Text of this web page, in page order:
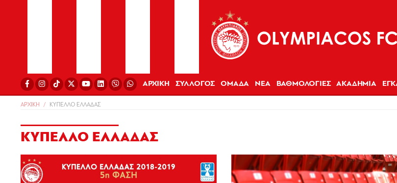
ΑΡΧΙΚΗ ΣΥΛΛΟΓΟΣ ΟΜΑΔΑ ΝΕΑ ΒΑΘΜΟΛΟΓΙΕΣ ΑΚΑΔΗΜΙΑ
ΑΡΧΙΚΗ ΚΥΠΕΛΛΟ ΕΛΛΑΔΑΣ
ΚΥΠΕΛΛΟ ΕΛΛΑΔΑΣ